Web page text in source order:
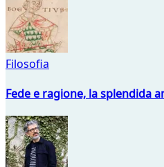
Filosofia
Fede e ragione, la splendida